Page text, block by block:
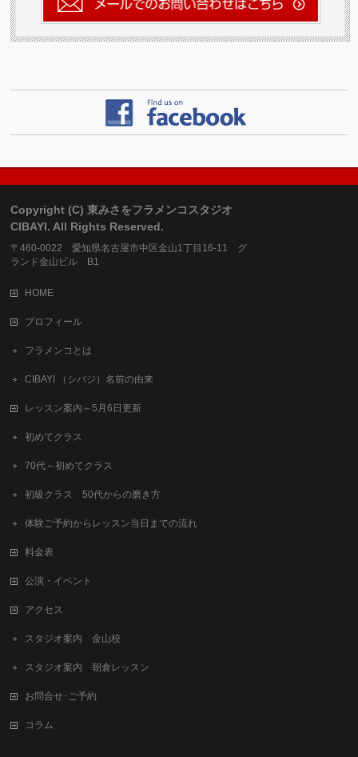
Copyright (C) 東みさをフラメンコスタジオ
CIBAYI. All Rights Reserved.
〒460-0022 愛知県名古屋市中区金山1丁目16-11 グ
ランド金山ビル B1
HOME
プロフィール
フラメンコとは
CIBAYI （シバジ）名前の由来
レッスン案内～5月6日更新
初めてクラス
70代～初めてクラス
初級クラス 50代からの磨き方
体験ご予約からレッスン当日までの流れ
料金表
公演・イベント
アクセス
スタジオ案内 金山校
スタジオ案内 朝倉レッスン
お問合せ･ご予約
コラム